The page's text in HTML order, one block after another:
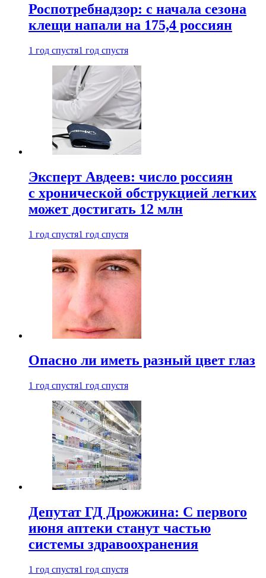
Роспотребнадзор: с начала сезона
клещи напали на 175,4 россиян
1 год спустя1 год спустя
Эксперт Авдеев: число россиян
с хронической обструкцией легких
может достигать 12 млн
1 год спустя1 год спустя
Опасно ли иметь разный цвет глаз
1 год спустя1 год спустя
Депутат ГД Дрожжина: С первого
июня аптеки станут частью
системы здравоохранения
1 год спустя1 год спустя